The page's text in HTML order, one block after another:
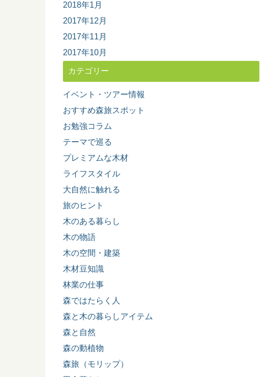
2018年1月
2017年12月
2017年11月
2017年10月
カテゴリー
イベント・ツアー情報
おすすめ森旅スポット
お勉強コラム
テーマで巡る
プレミアムな木材
ライフスタイル
大自然に触れる
旅のヒント
木のある暮らし
木の物語
木の空間・建築
木材豆知識
林業の仕事
森ではたらく人
森と木の暮らしアイテム
森と自然
森の動植物
森旅（モリップ）